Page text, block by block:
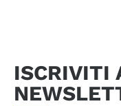
ISCRIVITI